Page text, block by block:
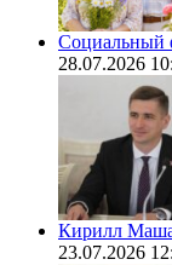
Социальный
28.07.2026
Кирилл
23.07.2026